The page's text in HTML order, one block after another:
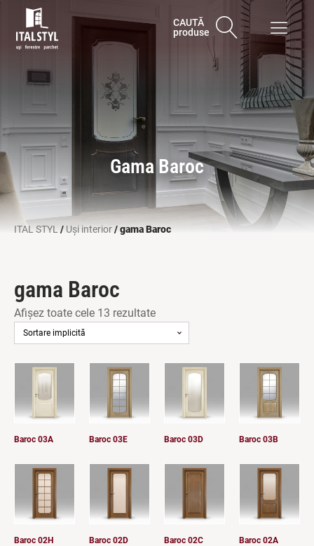
CAUTĂ
produse
Gama Baroc
ITAL STYL / Uși interior/ gama Baroc
gama Baroc
Afișez toate cele 13 rezultate
Baroc 03A Baroc 03E Baroc 03D Baroc 03B
Baroc 02H Baroc 02D Baroc 02C Baroc 02A